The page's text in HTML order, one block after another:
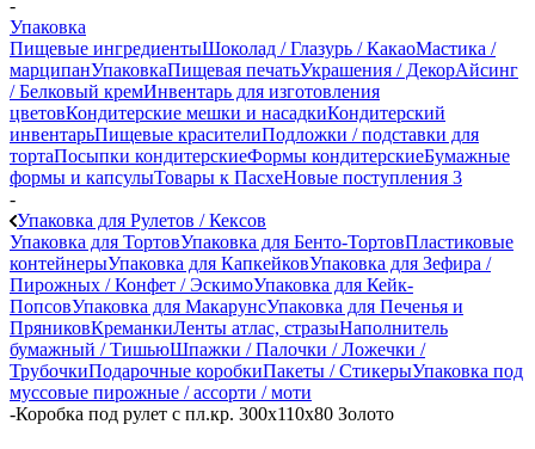
-
Упаковка
Пищевые ингредиентыШоколад / Глазурь / КакаоМастика /
марципанУпаковкаПищевая печатьУкрашения / ДекорАйсинг
/ Белковый кремИнвентарь для изготовления
цветовКондитерские мешки и насадкиКондитерский
инвентарьПищевые красителиПодложки / подставки для
тортаПосыпки кондитерскиеФормы кондитерскиеБумажные
формы и капсулыТовары к ПасхеНовые поступления 3
-
Упаковка для Рулетов / Кексов
Упаковка для ТортовУпаковка для Бенто-ТортовПластиковые
контейнерыУпаковка для КапкейковУпаковка для Зефира /
Пирожных / Конфет / ЭскимоУпаковка для Кейк-
ПопсовУпаковка для МакарунсУпаковка для Печенья и
ПряниковКреманкиЛенты атлас, стразыНаполнитель
бумажный / ТишьюШпажки / Палочки / Ложечки /
ТрубочкиПодарочные коробкиПакеты / СтикерыУпаковка под
муссовые пирожные / ассорти / моти
-Коробка под рулет с пл.кр. 300х110х80 Золото